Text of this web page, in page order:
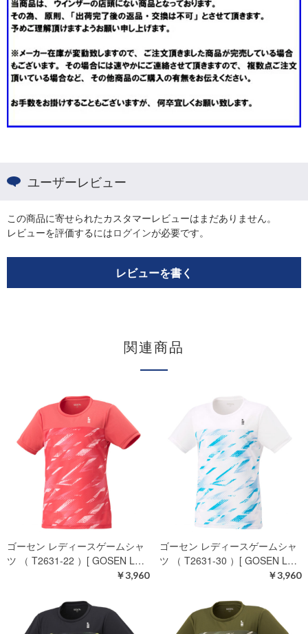
ユーザーレビュー
この商品に寄せられたカスタマーレビューはまだありません。
レビューを評価するにはログインが必要です。
レビューを書く
関連商品
ゴーセン レディースゲームシャ
ツ （ T2631-22 ）[ GOSEN L…
￥3,960
ゴーセン レディースゲームシャ
ツ （ T2631-30 ）[ GOSEN L…
￥3,960